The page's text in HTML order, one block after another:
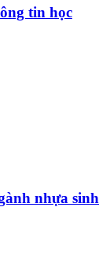
tin học
nhựa sinh